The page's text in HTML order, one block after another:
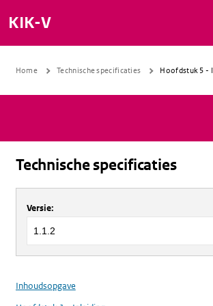
KIK-V
Home Technische specificaties Hoofdstuk 5 -
Technische specificaties
Over
Versie:
Inhoudsopgave